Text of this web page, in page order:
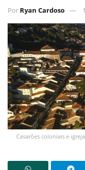
Por Ryan Cardoso
Casarões coloniais e